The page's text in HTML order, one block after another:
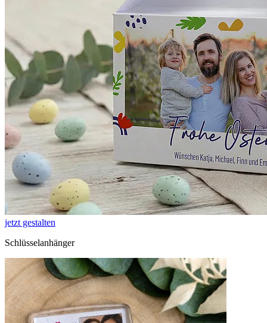
jetzt gestalten
Schlüsselanhänger